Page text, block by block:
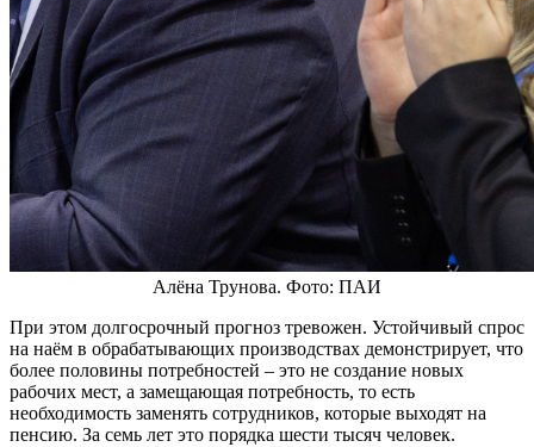
Алёна Трунова. Фото: ПАИ
При этом долгосрочный прогноз тревожен. Устойчивый спрос
на наём в обрабатывающих производствах демонстрирует, что
более половины потребностей – это не создание новых
рабочих мест, а замещающая потребность, то есть
необходимость заменять сотрудников, которые выходят на
пенсию. За семь лет это порядка шести тысяч человек.